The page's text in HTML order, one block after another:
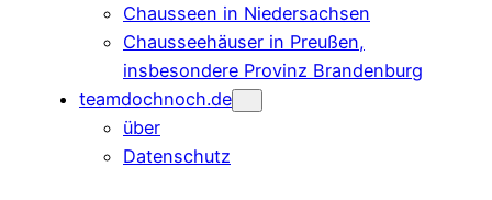
Chausseen in Niedersachsen
Chausseehäuser in Preußen,
insbesondere Provinz Brandenburg
teamdochnoch.de
über
Datenschutz